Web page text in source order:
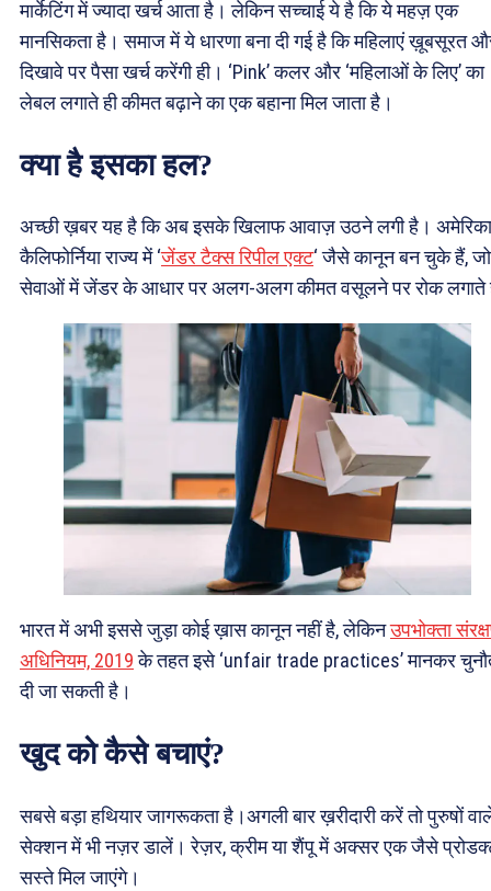
मार्केटिंग में ज्यादा खर्च आता है। लेकिन सच्चाई ये है कि ये महज़ एक
मानसिकता है। समाज में ये धारणा बना दी गई है कि महिलाएं ख़ूबसूरत
दिखावे पर पैसा खर्च करेंगी ही। ‘Pink’ कलर और ‘महिलाओं के लिए’ का
लेबल लगाते ही कीमत बढ़ाने का एक बहाना मिल जाता है।
क्या है इसका हल?
अच्छी ख़बर यह है कि अब इसके खिलाफ आवाज़ उठने लगी है।
कैलिफोर्निया राज्य में ‘जेंडर टैक्स रिपील एक्ट‘ जैसे कानून बन चुके हैं, जो
सेवाओं में जेंडर के आधार पर अलग-अलग कीमत वसूलने पर रोक लगाते
भारत में अभी इससे जुड़ा कोई ख़ास कानून नहीं है, लेकिनउपभोक्ता
अधिनियम, 2019के तहत इसे ‘unfair trade practices’ मानकर
दी जा सकती है।
खुद को कैसे बचाएं?
सबसे बड़ा हथियार जागरूकता है।अगली बार ख़रीदारी करें तो पुरुषों
सेक्शन में भी नज़र डालें। रेज़र, क्रीम या शैंपू में अक्सर एक जैसे
सस्ते मिल जाएंगे।